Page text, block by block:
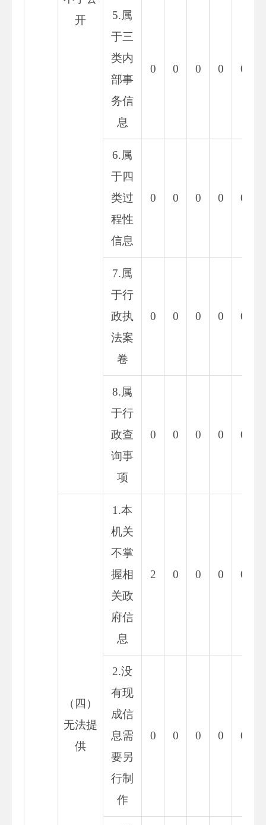
开
5.属
于三
类内
部事
务信
息
0 0 0 0 0
6.属
于四
类过
程性
信息
0 0 0 0 0
7.属
于行
政执
法案
卷
0 0 0 0 0
8.属
于行
政查
询事
项
0 0 0 0 0
（四）
无法提
供
1.本
机关
不掌
握相
关政
府信
息
2 0 0 0 0
2.没
有现
成信
息需
要另
行制
作
0 0 0 0 0